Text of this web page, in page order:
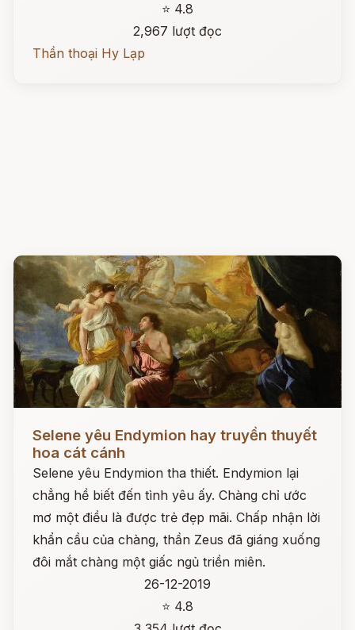
⭐ 4.8
2,967 lượt đọc
Thần thoại Hy Lạp
Selene yêu Endymion hay truyền thuyết
hoa cát cánh
Selene yêu Endymion tha thiết. Endymion lại
chẳng hề biết đến tình yêu ấy. Chàng chỉ ước
mơ một điều là được trẻ đẹp mãi. Chấp nhận lời
khẩn cầu của chàng, thần Zeus đã giáng xuống
đôi mắt chàng một giấc ngủ triền miên.
26-12-2019
⭐ 4.8